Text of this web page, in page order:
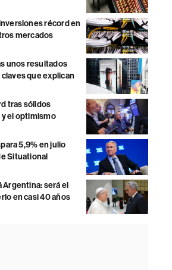
récord en
mercados
unos resultados
que explican
tras sólidos
el optimismo
5,9% en julio
Situational
Argentina: será el
en casi 40 años